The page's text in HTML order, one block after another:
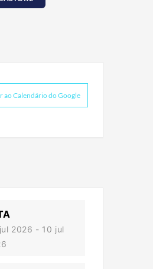
ao Calendário do Google
2026 - 10 jul